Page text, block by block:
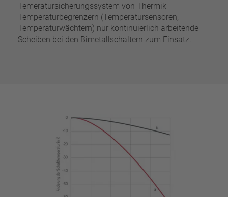
Temeratursicherungssystem von Thermik
Temperaturbegrenzern (Temperatursensoren,
Temperaturwächtern) nur kontinuierlich arbeitende
Scheiben bei den Bimetallschaltern zum Einsatz.